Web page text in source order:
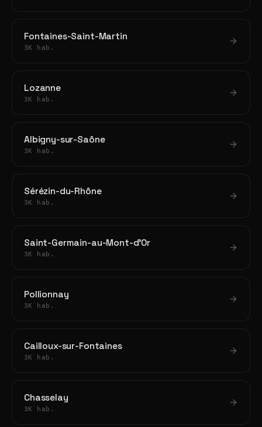
Fontaines-Saint-Martin
3K hab.
Lozanne
3K hab.
Albigny-sur-Saône
3K hab.
Sérézin-du-Rhône
3K hab.
Saint-Germain-au-Mont-d'Or
3K hab.
Pollionnay
3K hab.
Cailloux-sur-Fontaines
3K hab.
Chasselay
3K hab.